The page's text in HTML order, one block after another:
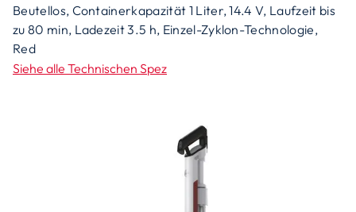
Beutellos, Containerkapazität 1 Liter, 14.4 V, Laufzeit bis
zu 80 min, Ladezeit 3.5 h, Einzel-Zyklon-Technologie,
Red
Siehe alle Technischen Spez